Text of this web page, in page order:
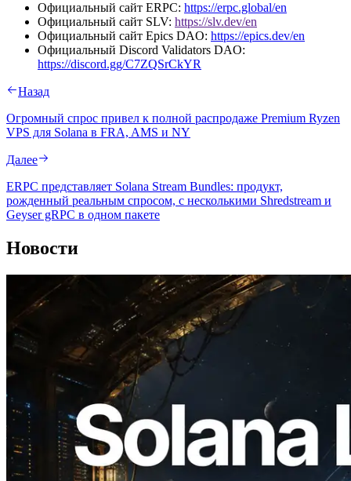
Официальный сайт ERPC: https://erpc.global/en
Официальный сайт SLV: https://slv.dev/en
Официальный сайт Epics DAO: https://epics.dev/en
Официальный Discord Validators DAO:
https://discord.gg/C7ZQSrCkYR
Назад
Огромный спрос привел к полной распродаже Premium Ryzen
VPS для Solana в FRA, AMS и NY
Далее
ERPC представляет Solana Stream Bundles: продукт,
рожденный реальным спросом, с несколькими Shredstream и
Geyser gRPC в одном пакете
Новости
2026.08.05